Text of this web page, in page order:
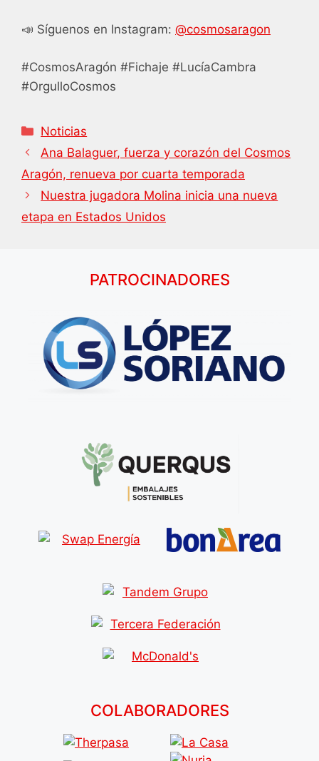
📣 Síguenos en Instagram: @cosmosaragon
#CosmosAragón #Fichaje #LucíaCambra
#OrgulloCosmos
Categorías
Noticias
Ana Balaguer, fuerza y corazón del Cosmos
Aragón, renueva por cuarta temporada
Nuestra jugadora Molina inicia una nueva
etapa en Estados Unidos
PATROCINADORES
COLABORADORES